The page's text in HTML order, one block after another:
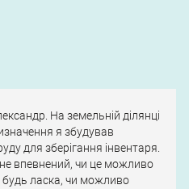
На земельній ділянці
я збудував
для зберігання інвентаря.
не впевнений, чи це можливо
будь ласка, чи можливо